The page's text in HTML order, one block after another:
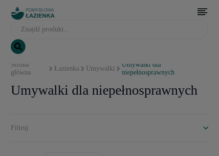
Strona
główna
Łazienka Umywalki
Umywalki dla
niepełnosprawnych
Umywalki dla niepełnosprawnych
Filtruj